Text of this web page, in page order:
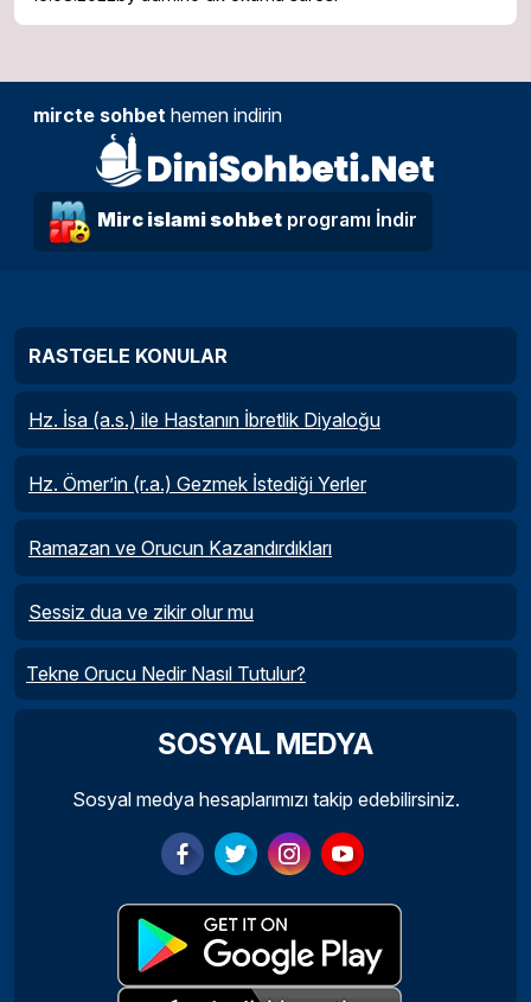
mircte sohbet hemen indirin
Mirc islami sohbet programı İndir
RASTGELE KONULAR
Hz. İsa (a.s.) ile Hastanın İbretlik Diyaloğu
Hz. Ömer’in (r.a.) Gezmek İstediği Yerler
Ramazan ve Orucun Kazandırdıkları
Sessiz dua ve zikir olur mu
Tekne Orucu Nedir Nasıl Tutulur?
SOSYAL MEDYA
Sosyal medya hesaplarımızı takip edebilirsiniz.